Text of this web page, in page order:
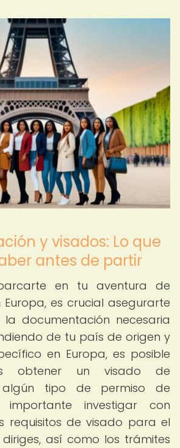
y visados: Lo que
antes de partir
en tu aventura de
es crucial asegurarte
documentación necesaria
de tu país de origen y
en Europa, es posible
obtener un visado de
tipo de permiso de
importante investigar con
requisitos de visado para el
así como los trámites